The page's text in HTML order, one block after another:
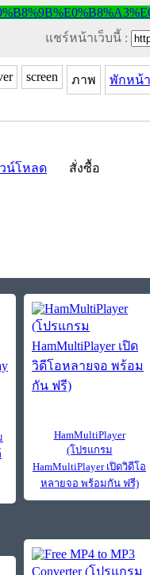
แชร์หน้าเว็บนี้ :
screen ภาพ พักหน้
น์โหลด สั่งซื้อ
HamMultiPlayer
(โปรแกรม
HamMultiPlayer เปิดวิดีโอ
หลายจอ พร้อมกัน ฟรี)